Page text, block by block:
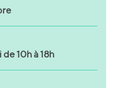
10h à 18h